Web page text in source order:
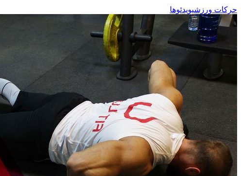
حرکات ورزشیویدئوها